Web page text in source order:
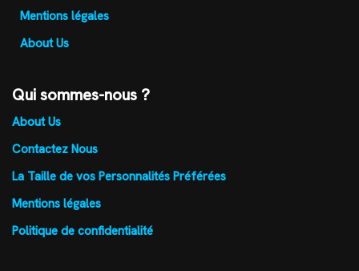
Mentions légales
About Us
Qui sommes-nous ?
About Us
Contactez Nous
La Taille de vos Personnalités Préférées
Mentions légales
Politique de confidentialité